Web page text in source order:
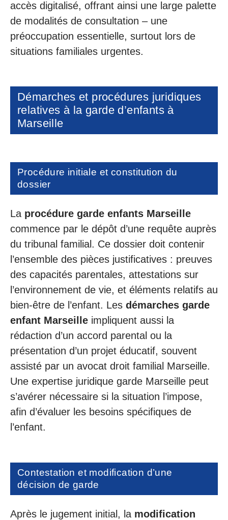
accès digitalisé, offrant ainsi une large palette
de modalités de consultation – une
préoccupation essentielle, surtout lors de
situations familiales urgentes.
Démarches et procédures juridiques
relatives à la garde d’enfants à
Marseille
Procédure initiale et constitution du
dossier
La procédure garde enfants Marseille
commence par le dépôt d’une requête auprès
du tribunal familial. Ce dossier doit contenir
l’ensemble des pièces justificatives : preuves
des capacités parentales, attestations sur
l’environnement de vie, et éléments relatifs au
bien-être de l’enfant. Les démarches garde
enfant Marseille impliquent aussi la
rédaction d’un accord parental ou la
présentation d’un projet éducatif, souvent
assisté par un avocat droit familial Marseille.
Une expertise juridique garde Marseille peut
s’avérer nécessaire si la situation l’impose,
afin d’évaluer les besoins spécifiques de
l’enfant.
Contestation et modification d’une
décision de garde
Après le jugement initial, la modification